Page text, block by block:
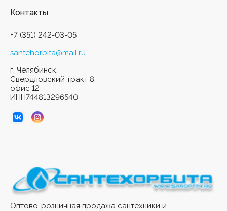
Оптово-розничная продажа сантехники и
Контакты
+7 (351) 242-03-05
santehorbita@mail.ru
г. Челябинск,
Свердловский тракт 8,
офис 12
ИНН744813296540